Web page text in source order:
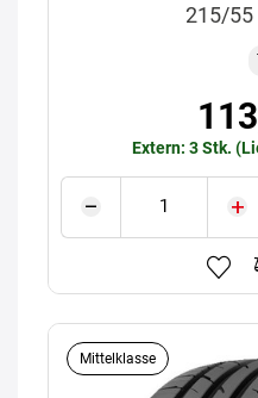
215/55
Extern: 3 Stk.
Mittelklasse